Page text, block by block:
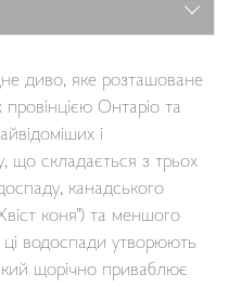
диво, яке розташоване
Онтаріо та
і
що складається з трьох
канадського
коня") та меншого
водоспади утворюють
щорічно приваблює